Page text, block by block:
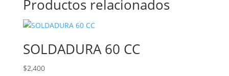
Productos relacionados
SOLDADURA 60 CC
$2,400